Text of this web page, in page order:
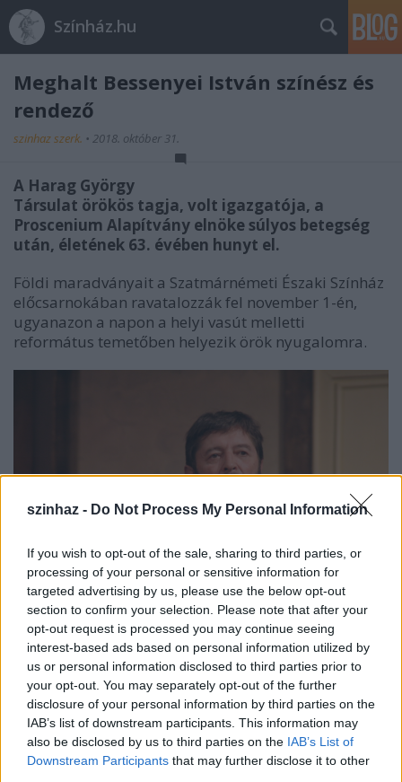
szinhaz - Do Not Process My Personal Information
If you wish to opt-out of the sale, sharing to third parties, or
processing of your personal or sensitive information for
targeted advertising by us, please use the below opt-out
section to confirm your selection. Please note that after your
opt-out request is processed you may continue seeing
interest-based ads based on personal information utilized by
us or personal information disclosed to third parties prior to
your opt-out. You may separately opt-out of the further
disclosure of your personal information by third parties on the
IAB’s list of downstream participants. This information may
also be disclosed by us to third parties on the IAB’s List of
Downstream Participants that may further disclose it to other
Színház.hu
Meghalt Bessenyei István színész és
rendező
szinhaz szerk. • 2018. október 31.
A Harag György
Társulat örökös tagja, volt igazgatója, a
Proscenium Alapítvány elnöke súlyos betegség
után, életének 63. évében hunyt el.
Földi maradványait a Szatmárnémeti Északi Színház
előcsarnokában ravatalozzák fel november 1-én,
ugyanazon a napon a helyi vasút melletti
református temetőben helyezik örök nyugalomra.
Bessenyei István (fotó: Lőrincz Ágnes)
Bessenyei István1955-ben született Égerháton.
1981-ben elvégezte Marosvásárhelyen a
Szentgyörgyi István Színművészeti Intézet színész
szakát Tompa Miklós osztályában, majd azonnal a
szatmári társulathoz került, amelynek haláláig tagja
volt.